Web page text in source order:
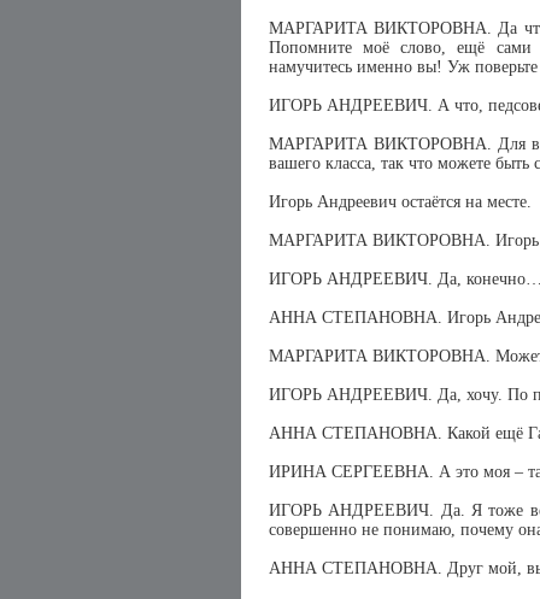
МАРГАРИТА ВИКТОРОВНА. Да что
Попомните моё слово, ещё
намучитесь именно вы! Уж
ИГОРЬ АНДРЕЕВИЧ. А что,
МАРГАРИТА ВИКТОРОВНА. Для вас
вашего класса, так что можете быть
Игорь Андреевич остаётся на месте.
МАРГАРИТА ВИКТОРОВНА. Игорь
ИГОРЬ АНДРЕЕВИЧ. Да, конечно…
АННА СТЕПАНОВНА. Игорь
МАРГАРИТА ВИКТОРОВНА. Может,
ИГОРЬ АНДРЕЕВИЧ. Да, хочу. По
АННА СТЕПАНОВНА. Какой ещё
ИРИНА СЕРГЕЕВНА. А это моя – та
ИГОРЬ АНДРЕЕВИЧ. Да. Я тоже
совершенно не понимаю, почему
АННА СТЕПАНОВНА. Друг мой, вы